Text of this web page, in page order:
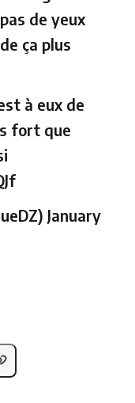
de yeux
ça plus
à eux de
fort que
January